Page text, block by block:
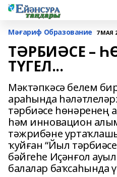
Мәғариф Образование 7 МАЯ
ТӘРБИӘСЕ –
ТҮГЕЛ...
Мәктәпкәсә белем
араһында
тәрбиәсе һөнәренең
һәм инновацион
тәжрибәне
ҡуйған “Йыл
бәйгеһе Иҫәнғол
балалар баҡсаһында